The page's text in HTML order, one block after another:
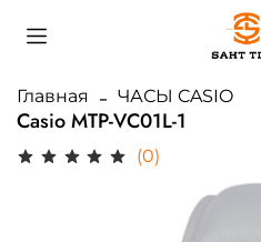
Главная ЧАСЫ CASIO
Casio MTP-VC01L-1
(0)